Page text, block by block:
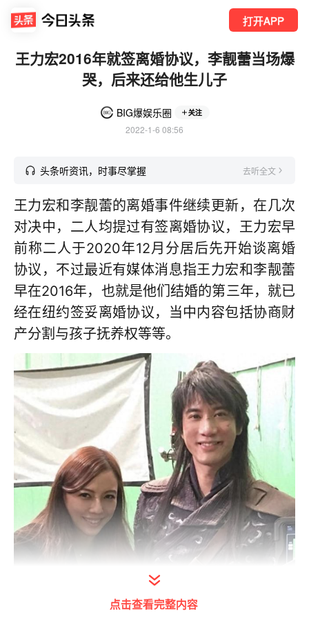
打开APP
王力宏2016年就签离婚协议，李靓蕾当场爆
哭，后来还给他生儿子
BIG爆娱乐圈 关注
2022-1-6 08:56
头条听资讯，时事尽掌握 去听全文
王力宏和李靓蕾的离婚事件继续更新，在几次
对决中，二人均提过有签离婚协议，王力宏早
前称二人于2020年12月分居后先开始谈离婚
协议，不过最近有媒体消息指王力宏和李靓蕾
早在2016年，也就是他们结婚的第三年，就已
经在纽约签妥离婚协议，当中内容包括协商财
产分割与孩子抚养权等等。
点击查看完整内容